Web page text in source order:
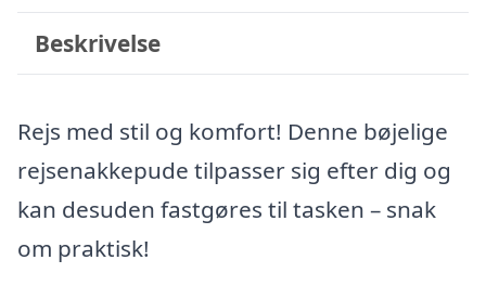
Beskrivelse
Rejs med stil og komfort! Denne bøjelige
rejsenakkepude tilpasser sig efter dig og
kan desuden fastgøres til tasken – snak
om praktisk!